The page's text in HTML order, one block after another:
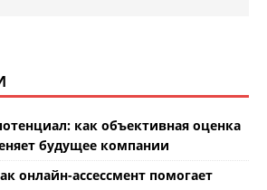
как объективная оценка
будущее компании
онлайн-ассессмент помогает